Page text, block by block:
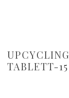
TABLETT-15